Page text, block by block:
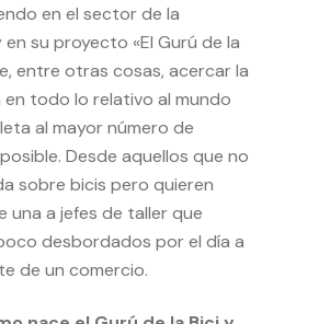
en el sector de la
su proyecto «El Gurú de la
entre otras cosas, acercar la
todo lo relativo al mundo
al mayor número de
Desde aquellos que no
sobre bicis pero quieren
una a jefes de taller que
desbordados por el día a
de un comercio.